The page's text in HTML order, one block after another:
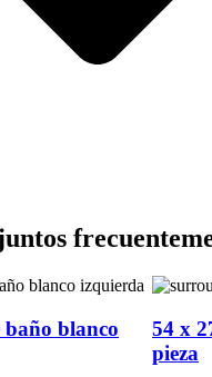
blanco
54 x
pieza